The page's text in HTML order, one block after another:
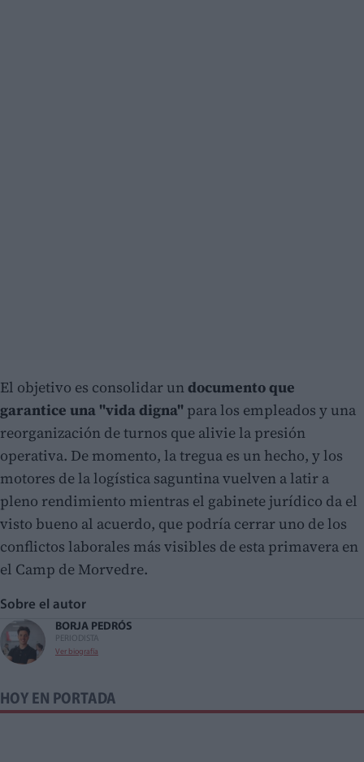
El objetivo es consolidar undocumento que
garantice una "vida digna" para los empleados y una
reorganización de turnos que alivie la presión
operativa. De momento, la tregua es un hecho, y los
motores de la logística saguntina vuelven a latir a
pleno rendimiento mientras el gabinete jurídico da el
visto bueno al acuerdo, que podría cerrar uno de los
conflictos laborales más visibles de esta primavera en
el Camp de Morvedre.
Sobre el autor
BORJA PEDRÓS
PERIODISTA
Ver biografía
HOY EN PORTADA